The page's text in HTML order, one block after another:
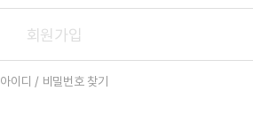
회원가입
아이디 / 비밀번호 찾기